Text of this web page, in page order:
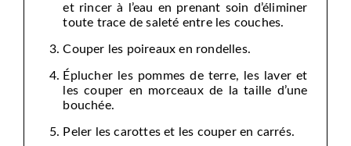
et rincer à l’eau en prenant soin d’éliminer
toute trace de saleté entre les couches.
Couper les poireaux en rondelles.
Éplucher les pommes de terre, les laver et
les couper en morceaux de la taille d’une
bouchée.
Peler les carottes et les couper en carrés.